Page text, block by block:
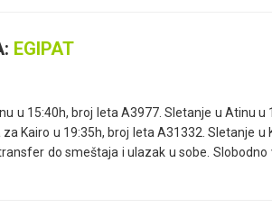
EGIPAT
u 15:40h, broj leta A3977. Sletanje u Atinu u
Kairo u 19:35h, broj leta A31332. Sletanje u
do smeštaja i ulazak u sobe. Slobodno